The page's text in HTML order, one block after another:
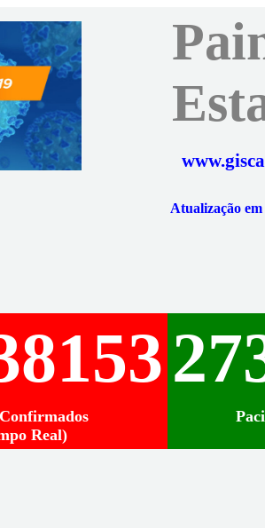
Atualização
Real)